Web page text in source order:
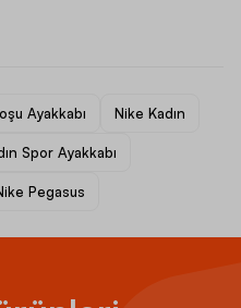
Ayakkabı Nike Kadın
Spor Ayakkabı
Pegasus